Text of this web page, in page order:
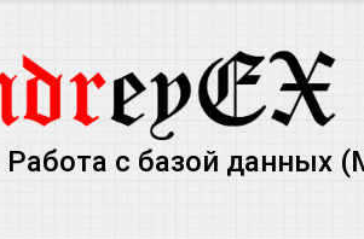
с базой данных